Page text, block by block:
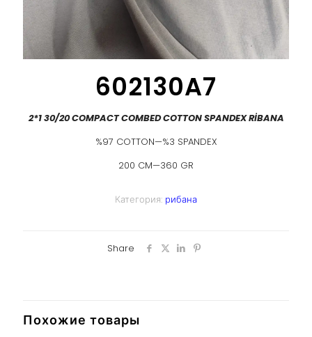
602130A7
2*1 30/20 COMPACT COMBED COTTON SPANDEX RİBANA
%97 COTTON—%3 SPANDEX
200 CM—360 GR
Категория: рибана
Share
Похожие товары